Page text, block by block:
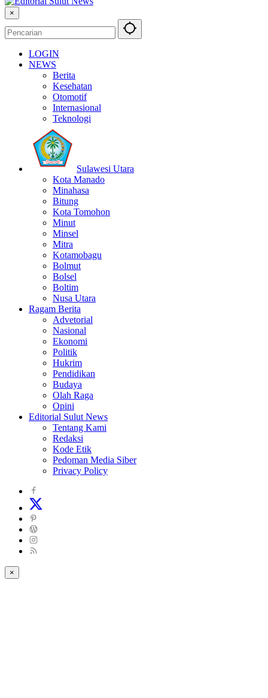
×
LOGIN
NEWS
Berita
Kesehatan
Otomotif
Internasional
Teknologi
Sulawesi Utara
Kota Manado
Minahasa
Bitung
Kota Tomohon
Minut
Minsel
Mitra
Kotamobagu
Bolmut
Bolsel
Boltim
Nusa Utara
Ragam Berita
Advetorial
Nasional
Ekonomi
Politik
Hukrim
Pendidikan
Budaya
Olah Raga
Opini
Editorial Sulut News
Tentang Kami
Redaksi
Kode Etik
Pedoman Media Siber
Privacy Policy
×